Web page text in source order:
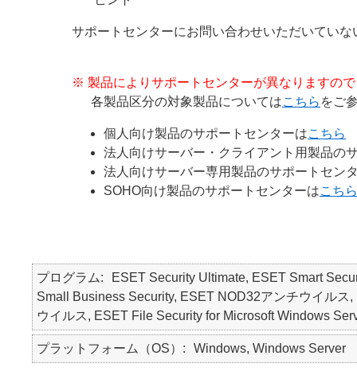
サポートセンターにお問い合わせいただいてい
※ 製品によりサポートセンターが異なりますの
各製品区分の対象製品についてはこちら をご
個人向け製品のサポートセンターはこちら
法人向けサーバー・クライアント用製品の
法人向けサーバー専用製品のサポートセン
SOHO向け製品のサポートセンターはこちら
プログラム
ESET Security Ultimate, ESET Smart
Small Business Security, ESET NOD32アンチウイル
ウイルス, ESET File Security for Microsoft Windows
プラットフォーム（OS） Windows, Windows Server